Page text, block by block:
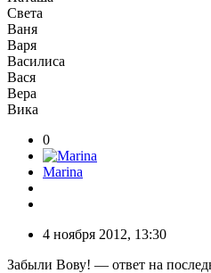
Света
Ваня
Варя
Василиса
Вася
Вера
Вика
0
Marina
4 ноября 2012, 13:30
Забыли Вову! — ответ на